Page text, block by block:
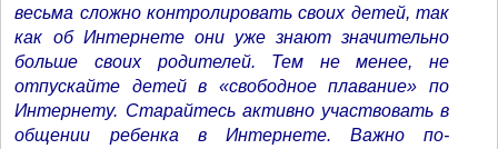
весьма сложно контролировать своих детей, так
как об Интернете они уже знают значительно
больше своих родителей. Тем не менее, не
отпускайте детей в «свободное плавание» по
Интернету. Старайтесь активно участвовать в
общении ребенка в Интернете. Важно по-